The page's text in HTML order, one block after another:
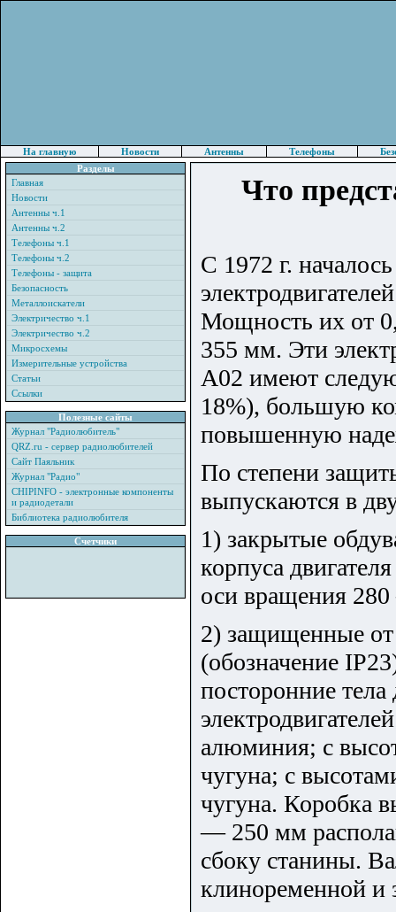
На главную Новости Антенны Телефоны
Разделы
Главная
Новости
Антенны ч.1
Антенны ч.2
Телефоны ч.1
Телефоны ч.2
Телефоны - защита
Безопасность
Металлоискатели
Электричество ч.1
Электричество ч.2
Микросхемы
Измерительные устройства
Статьи
Ссылки
Полезные сайты
Журнал "Радиолюбитель"
QRZ.ru - сервер радиолюбителей
Сайт Паяльник
Журнал "Радио"
CHIPINFO - электронные компоненты
и радиодетали
Библиотека радиолюбителя
Счетчики
Что
С 1972 г.
Мощность их от
355 мм. Эти
А02 имеют
18%), большую
повышенную
По степени
выпускаются в
1) закрытые
корпуса
оси вращения
2) защищенные от
(обозначение
посторонние
алюминия; с
чугуна; с
чугуна. Коробка
— 250 мм
сбоку станины.
клиноременной и